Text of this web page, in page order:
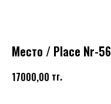
Место / Place Nr-56
17000,00 тг.